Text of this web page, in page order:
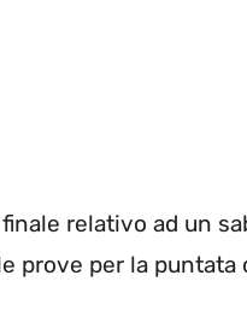
relativo ad un
prove per la puntata